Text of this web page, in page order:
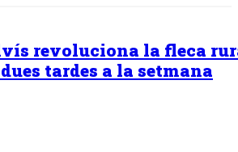
revoluciona la fleca
tardes a la setmana